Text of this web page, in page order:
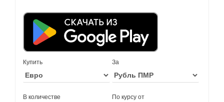
Купить За
В количестве По курсу от